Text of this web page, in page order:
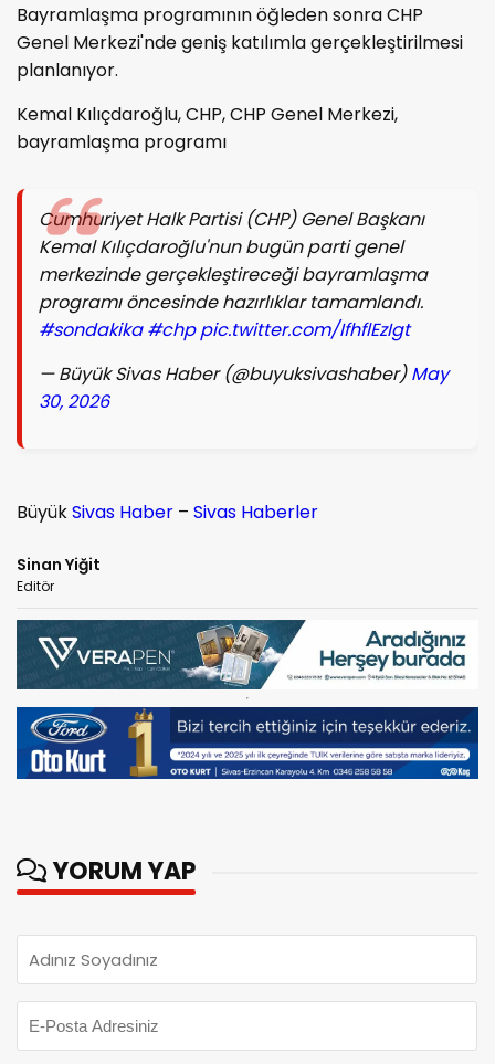
Bayramlaşma programının öğleden sonra CHP
Genel Merkezi'nde geniş katılımla gerçekleştirilmesi
planlanıyor.
Kemal Kılıçdaroğlu, CHP, CHP Genel Merkezi,
bayramlaşma programı
Cumhuriyet Halk Partisi (CHP) Genel Başkanı
Kemal Kılıçdaroğlu'nun bugün parti genel
merkezinde gerçekleştireceği bayramlaşma
programı öncesinde hazırlıklar tamamlandı.
#sondakika #chp pic.twitter.com/IfhflEzIgt
— Büyük Sivas Haber (@buyuksivashaber)May
30, 2026
BüyükSivas Haber – Sivas Haberler
Sinan Yiğit
Editör
YORUM YAP